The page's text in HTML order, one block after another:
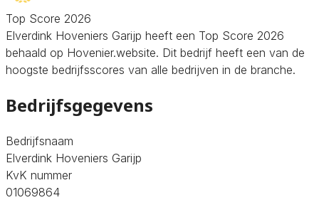
Top Score 2026
Elverdink Hoveniers Garijp heeft een Top Score 2026
behaald op Hovenier.website. Dit bedrijf heeft een van de
hoogste bedrijfsscores van alle bedrijven in de branche.
Bedrijfsgegevens
Bedrijfsnaam
Elverdink Hoveniers Garijp
KvK nummer
01069864